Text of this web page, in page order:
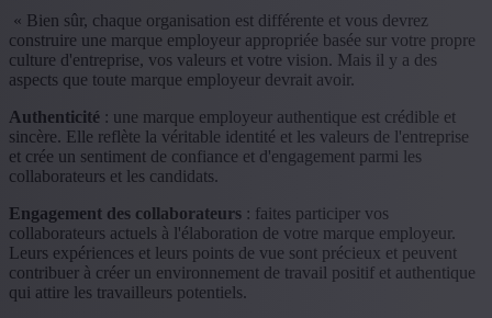
« Bien sûr, chaque organisation est différente et vous devrez
construire une marque employeur appropriée basée sur votre propre
culture d'entreprise, vos valeurs et votre vision. Mais il y a des
aspects que toute marque employeur devrait avoir.
Authenticité : une marque employeur authentique est crédible et
sincère. Elle reflète la véritable identité et les valeurs de l'entreprise
et crée un sentiment de confiance et d'engagement parmi les
collaborateurs et les candidats.
Engagement des collaborateurs : faites participer vos
collaborateurs actuels à l'élaboration de votre marque employeur.
Leurs expériences et leurs points de vue sont précieux et peuvent
contribuer à créer un environnement de travail positif et authentique
qui attire les travailleurs potentiels.